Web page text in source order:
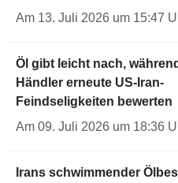
Am 13. Juli 2026 um 15:47
Öl gibt leicht nach, während
Händler erneute US-Iran-
Feindseligkeiten bewerten
Am 09. Juli 2026 um 18:36
Irans schwimmender